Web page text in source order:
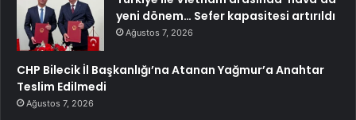
yeni dönem… Sefer kapasitesi artırıldı
Ağustos 7, 2026
CHP Bilecik İl Başkanlığı’na Atanan Yağmur’a Anahtar
Teslim Edilmedi
Ağustos 7, 2026